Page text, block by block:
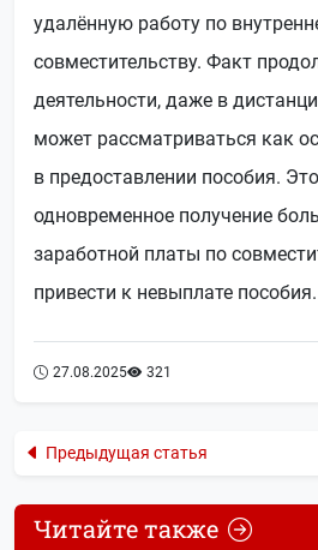
удалённую работу по
совместительству. Факт
деятельности, даже в
может рассматриваться как
в предоставлении пособия.
одновременное получение
заработной платы по
привести к невыплате пособия.
27.08.2025 321
Предыдущая статья
Читайте также